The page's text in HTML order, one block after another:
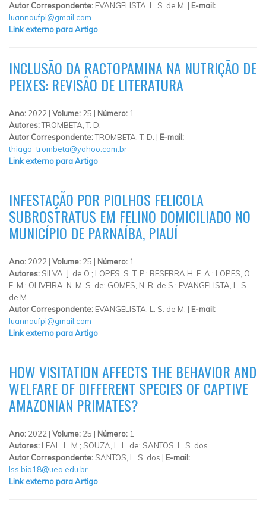
Autor Correspondente: EVANGELISTA, L. S. de M. | E-mail:
luannaufpi@gmail.com
Link externo para Artigo
INCLUSÃO DA RACTOPAMINA NA NUTRIÇÃO DE
PEIXES: REVISÃO DE LITERATURA
Ano: 2022 | Volume: 25 | Número: 1
Autores:TROMBETA, T. D.
Autor Correspondente:TROMBETA, T. D. | E-mail:
thiago_trombeta@yahoo.com.br
Link externo para Artigo
INFESTAÇÃO POR PIOLHOS FELICOLA
SUBROSTRATUS EM FELINO DOMICILIADO NO
MUNICÍPIO DE PARNAÍBA, PIAUÍ
Ano: 2022 | Volume: 25 | Número: 1
Autores: SILVA, J. de O.; LOPES, S. T. P.; BESERRA H. E. A.; LOPES, O.
F. M.; OLIVEIRA, N. M. S. de; GOMES, N. R. de S.; EVANGELISTA, L. S.
de M.
Autor Correspondente: EVANGELISTA, L. S. de M. | E-mail:
luannaufpi@gmail.com
Link externo para Artigo
HOW VISITATION AFFECTS THE BEHAVIOR AND
WELFARE OF DIFFERENT SPECIES OF CAPTIVE
AMAZONIAN PRIMATES?
Ano: 2022 | Volume: 25 | Número: 1
Autores: LEAL, L. M.; SOUZA, L. L. de; SANTOS, L. S. dos
Autor Correspondente: SANTOS, L. S. dos | E-mail:
lss.bio18@uea.edu.br
Link externo para Artigo